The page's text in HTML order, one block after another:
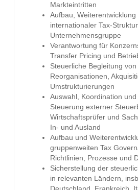
Markteintritten
Aufbau,
internationaler Tax-
Unternehmensgruppe
Verantwortung für
Transfer Pricing und
Steuerliche Begleitung
Reorganisationen,
Umstrukturierungen
Auswahl, Koordination
Steuerung externer
Wirtschaftsprüfer und
In- und Ausland
Aufbau und
gruppenweiten Tax
Richtlinien, Prozesse und
Sicherstellung der
in relevanten Ländern,